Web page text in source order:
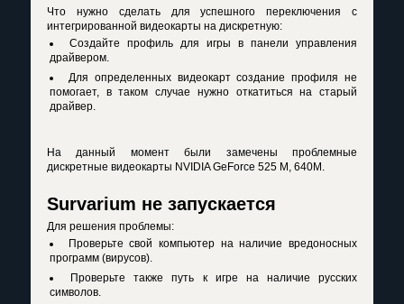
Что нужно сделать для успешного переключения с
интегрированной видеокарты на дискретную:
Создайте профиль для игры в панели управления
драйвером.
Для определенных видеокарт создание профиля не
помогает, в таком случае нужно откатиться на старый
драйвер.
На данный момент были замечены проблемные
дискретные видеокарты NVIDIA GeForce 525 M, 640M.
Survarium не запускается
Для решения проблемы:
Проверьте свой компьютер на наличие вредоносных
программ (вирусов).
Проверьте также путь к игре на наличие русских
символов.